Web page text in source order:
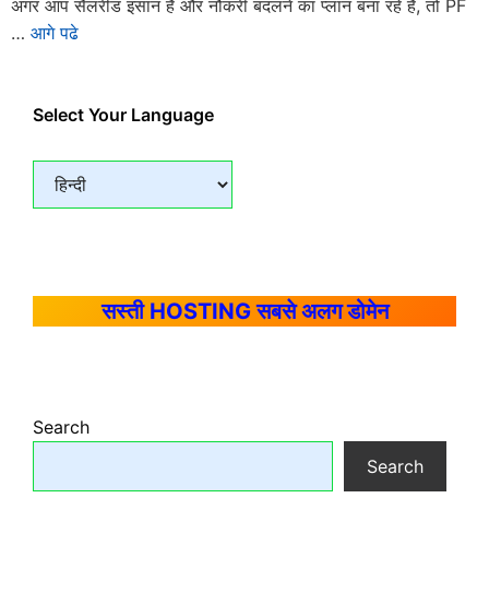
अगर आप सैलरीड इंसान हैं और नौकरी बदलने का प्लान बना रहे हैं, तो PF
… आगे पढे
Select Your Language
सस्ती HOSTING सबसे अलग डोमेन
Search
Search